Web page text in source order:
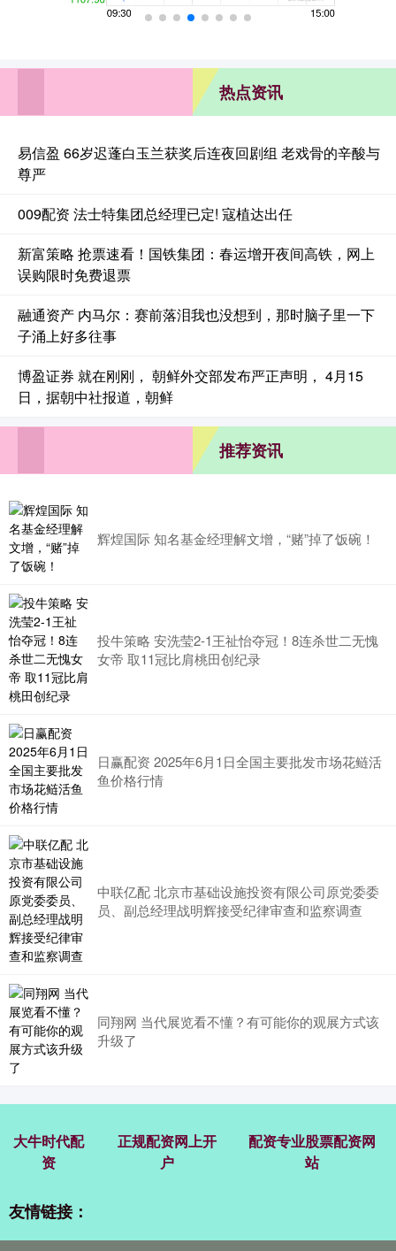
热点资讯
易信盈 66岁迟蓬白玉兰获奖后连夜回剧组 老戏骨的辛酸与
尊严
009配资 法士特集团总经理已定! 寇植达出任
新富策略 抢票速看！国铁集团：春运增开夜间高铁，网上
误购限时免费退票
融通资产 内马尔：赛前落泪我也没想到，那时脑子里一下
子涌上好多往事
博盈证券 就在刚刚， 朝鲜外交部发布严正声明， 4月15
日，据朝中社报道，朝鲜
推荐资讯
辉煌国际 知名基金经理解文增，“赌”掉了饭碗！
投牛策略 安洗莹2-1王祉怡夺冠！8连杀世二无愧
女帝 取11冠比肩桃田创纪录
日赢配资 2025年6月1日全国主要批发市场花鲢活
鱼价格行情
中联亿配 北京市基础设施投资有限公司原党委委
员、副总经理战明辉接受纪律审查和监察调查
同翔网 当代展览看不懂？有可能你的观展方式该
升级了
大牛时代配
资
正规配资网上开
户
配资专业股票配资网
站
友情链接：